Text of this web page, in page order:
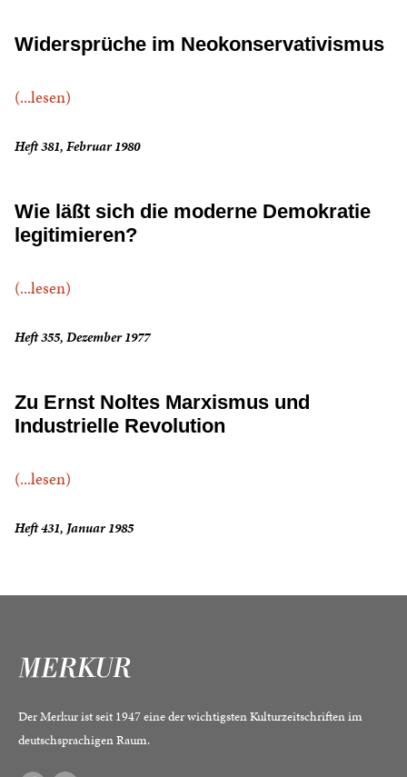
Widersprüche im Neokonservativismus
(...lesen)
Heft 381, Februar 1980
Wie läßt sich die moderne Demokratie
legitimieren?
(...lesen)
Heft 355, Dezember 1977
Zu Ernst Noltes Marxismus und
Industrielle Revolution
(...lesen)
Heft 431, Januar 1985
Der Merkur ist seit 1947 eine der wichtigsten Kulturzeitschriften im
deutschsprachigen Raum.